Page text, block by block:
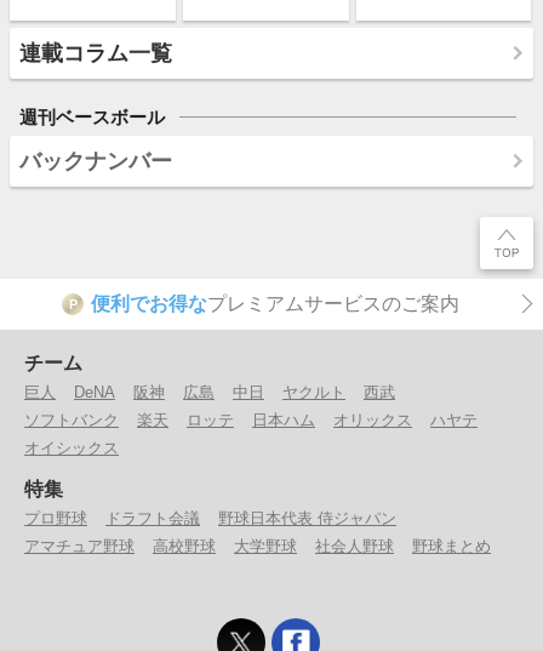
連載コラム一覧
週刊ベースボール
バックナンバー
P 便利でお得なプレミアムサービスのご案内
チーム
巨人 DeNA 阪神 広島 中日 ヤクルト
西武
ソフトバンク
楽天 ロッテ 日本ハム オリックス
ハヤテ
オイシックス
特集
プロ野球 ドラフト会議
野球日本代表 侍ジャパン
アマチュア野球
高校野球 大学野球 社会人野球 野球まとめ